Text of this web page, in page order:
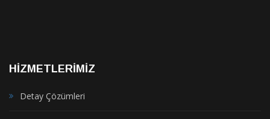
HİZMETLERİMİZ
Detay Çözümleri